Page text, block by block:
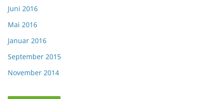
Juni 2016
Mai 2016
Januar 2016
September 2015
November 2014